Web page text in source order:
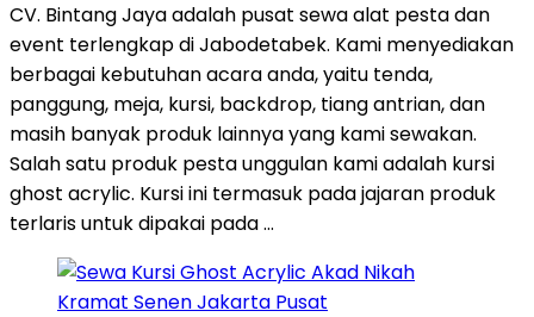
CV. Bintang Jaya adalah pusat sewa alat pesta dan
event terlengkap di Jabodetabek. Kami menyediakan
berbagai kebutuhan acara anda, yaitu tenda,
panggung, meja, kursi, backdrop, tiang antrian, dan
masih banyak produk lainnya yang kami sewakan.
Salah satu produk pesta unggulan kami adalah kursi
ghost acrylic. Kursi ini termasuk pada jajaran produk
terlaris untuk dipakai pada …